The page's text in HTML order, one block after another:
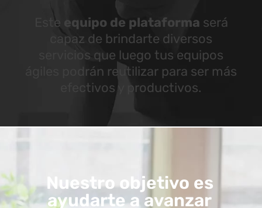
Este equipo de plataforma será
capaz de brindarte diversos
servicios que luego tus equipos
ágiles podrán reutilizar para ser más
efectivos y productivos.
Nuestro objetivo es
ayudarte a avanzar